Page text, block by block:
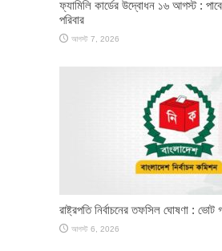
ফ্যামিলি কার্ডের উদ্বোধন ১৬ আগস্ট :
পরিবার
আগস্ট 7, 2026
রাষ্ট্রপতি নির্বাচনের তফসিল ঘোষণা :
আগস্ট 6, 2026